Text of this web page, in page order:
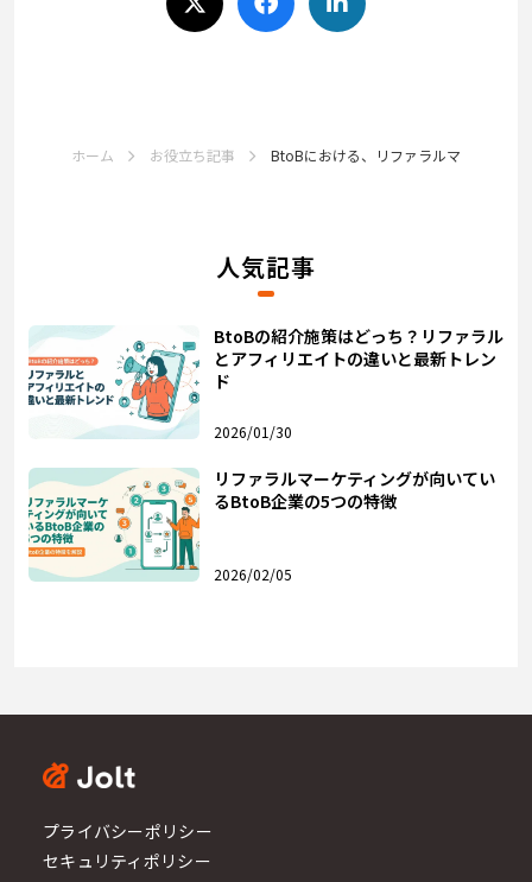
ホーム お役立ち記事 BtoBにおける、リファラルマーケティ
人気記事
BtoBの紹介施策はどっち？リファラル
とアフィリエイトの違いと最新トレン
ド
2026/01/30
リファラルマーケティングが向いてい
るBtoB企業の5つの特徴
2026/02/05
プライバシーポリシー
セキュリティポリシー